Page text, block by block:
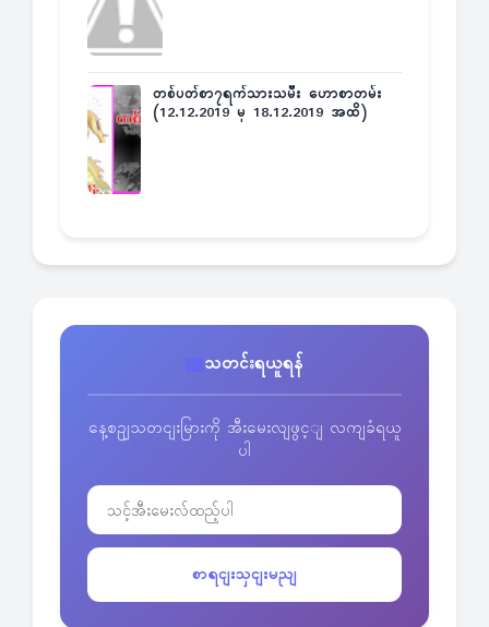
တစ်ပတ်စာ၇ရက်သားသမီး ဟောစာတမ်း
(12.12.2019 မှ 18.12.2019 အထိ)
သတင်းရယူရန်
နေ့စဥျသတငျးမြားကို အီးမေးလျဖွင့ျ လကျခံရယူ
ပါ
စာရငျးသှငျးမညျ